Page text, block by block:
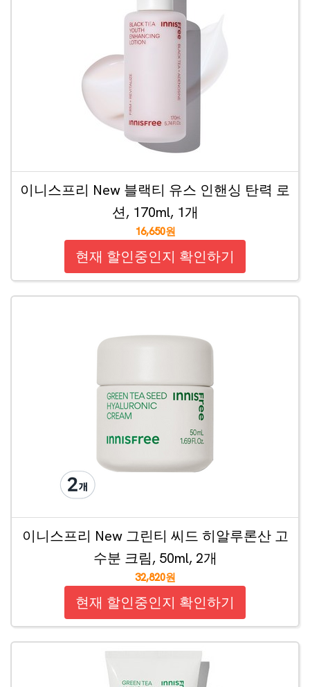
이니스프리 New 블랙티 유스 인핸싱 탄력 로
션, 170ml, 1개
16,650원
현재 할인중인지 확인하기
이니스프리 New 그린티 씨드 히알루론산 고
수분 크림, 50ml, 2개
32,820원
현재 할인중인지 확인하기